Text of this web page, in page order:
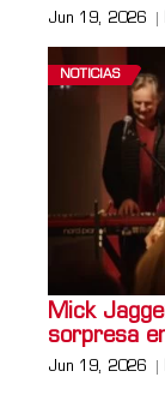
Jun 19, 2026
NOTICIAS
Mick
sorpresa
Jun 19, 2026